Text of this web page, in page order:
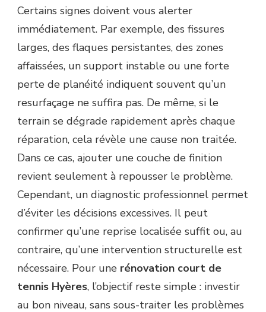
Certains signes doivent vous alerter
immédiatement. Par exemple, des fissures
larges, des flaques persistantes, des zones
affaissées, un support instable ou une forte
perte de planéité indiquent souvent qu’un
resurfaçage ne suffira pas. De même, si le
terrain se dégrade rapidement après chaque
réparation, cela révèle une cause non traitée.
Dans ce cas, ajouter une couche de finition
revient seulement à repousser le problème.
Cependant, un diagnostic professionnel permet
d’éviter les décisions excessives. Il peut
confirmer qu’une reprise localisée suffit ou, au
contraire, qu’une intervention structurelle est
nécessaire. Pour une rénovation court de
tennis Hyères, l’objectif reste simple : investir
au bon niveau, sans sous-traiter les problèmes